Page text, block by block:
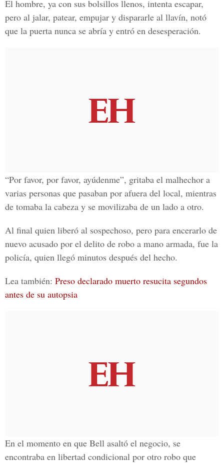
El hombre, ya con sus bolsillos llenos, intenta escapar,
pero al jalar, patear, empujar y dispararle al llavín, notó
que la puerta nunca se abría y entró en desesperación.
“Por favor, por favor, ayúdenme”, gritaba el malhechor a
varias personas que pasaban por afuera del local, mientras
de tomaba la cabeza y se movilizaba de un lado a otro.
Al final quien liberó al sospechoso, pero para encerarlo de
nuevo acusado por el delito de robo a mano armada, fue la
policía, quien llegó minutos después del hecho.
Lea también: Preso declarado muerto resucita segundos
antes de su autopsia
En el momento en que Bell asaltó el negocio, se
encontraba en libertad condicional por otro robo que